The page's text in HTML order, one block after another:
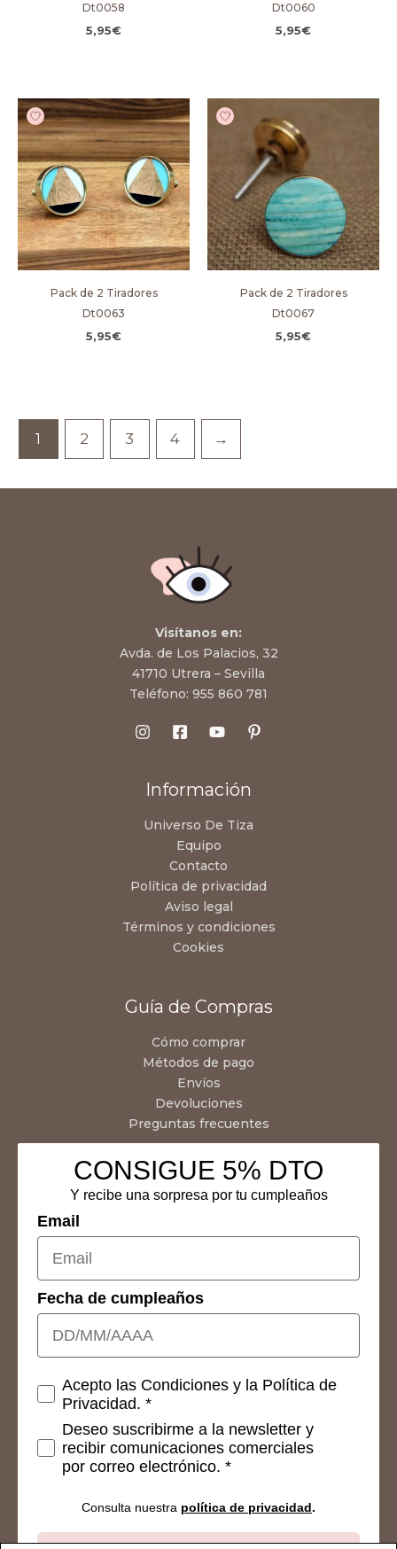
Dt0058
5,95€
Dt0060
5,95€
Pack de 2 Tiradores
Dt0063
5,95€
Pack de 2 Tiradores
Dt0067
5,95€
1 2 3 4 →
Visítanos en:
Avda. de Los Palacios, 32
41710 Utrera – Sevilla
Teléfono: 955 860 781
Información
Universo De Tiza
Equipo
Contacto
Política de privacidad
Aviso legal
Términos y condiciones
Cookies
Guía de Compras
Cómo comprar
Métodos de pago
Envíos
Devoluciones
Preguntas frecuentes
CONSIGUE 5% DTO
Y recibe una sorpresa por tu cumpleaños
Email
Fecha de cumpleaños
Consetimientos
Acepto las Condiciones y la Política de
Privacidad. *
Deseo suscribirme a la newsletter y
recibir comunicaciones comerciales
por correo electrónico. *
Consulta nuestra política de privacidad.